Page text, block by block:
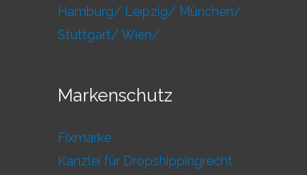
Hamburg/ Leipzig/ München/
Stuttgart/ Wien/
Markenschutz
Fixmarke
Kanzlei für Dropshippingrecht